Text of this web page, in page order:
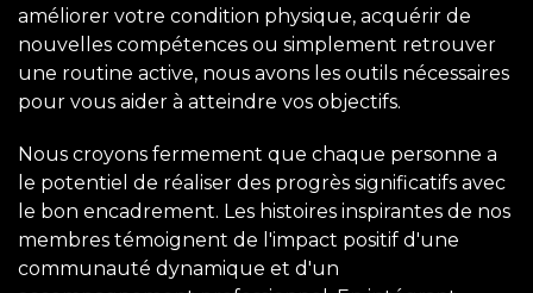
améliorer votre condition physique, acquérir de
nouvelles compétences ou simplement retrouver
une routine active, nous avons les outils nécessaires
pour vous aider à atteindre vos objectifs.
Nous croyons fermement que chaque personne a
le potentiel de réaliser des progrès significatifs avec
le bon encadrement. Les histoires inspirantes de nos
membres témoignent de l'impact positif d'une
communauté dynamique et d'un